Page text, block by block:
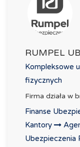
RUMPEL
Kompleksowe
fizycznych
Firma działa w
Finanse
Kantory
Ubezpieczenia